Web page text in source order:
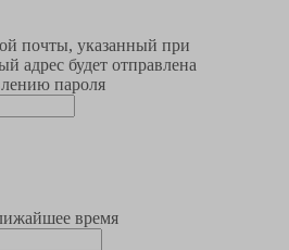
почты, указанный при
адрес будет отправлена
пароля
время